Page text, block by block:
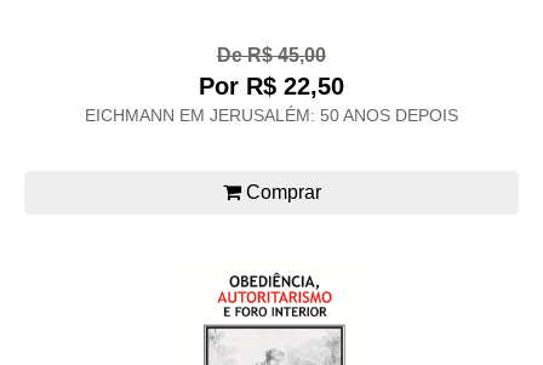
De R$ 45,00
Por R$ 22,50
EICHMANN EM JERUSALÉM: 50 ANOS DEPOIS
Comprar